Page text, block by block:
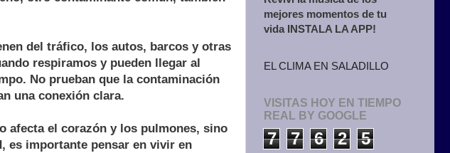
del tráfico, los autos, barcos y otras
respiramos y pueden llegar al
No prueban que la contaminación
una conexión clara.
afecta el corazón y los pulmones, sino
es importante pensar en vivir en
mejores momentos de tu
vida INSTALA LA APP!
EL CLIMA EN SALADILLO
VISITAS HOY EN TIEMPO
REAL BY GOOGLE
7 7 6 2 5